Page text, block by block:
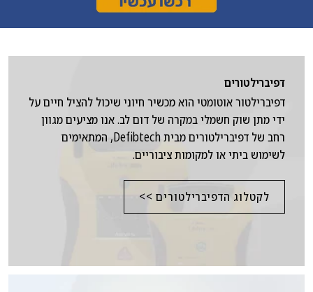
דפיברילטורים
דפיברילטור אוטומטי הוא מכשיר חיוני שיכול להציל חיים על
ידי מתן שוק חשמלי במקרה של דום לב. אנו מציעים מגוון
רחב של דפיברילטורים מבית Defibtech, המתאימים
לשימוש ביתי או למקומות ציבוריים.
לקטלוג הדפיברילטורים >>